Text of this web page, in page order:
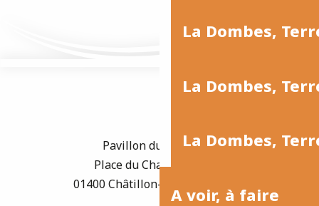
La Dombes,
La Dombes,
La Dombes,
A voir, à faire
Pavillon du Tourisme
Place du Champ de Foire
01400 Châtillon-sur-Chalaronne